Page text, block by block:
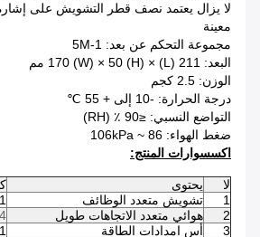
لا يزال يعتمد نصف قطر التشويش على
معينة
مجموعة التحكم عن بعد: 1-5M
البعد: 211 (L) × 170 (W) × 50 (H) مم
الوزن: 2.5 كجم
درجة الحرارة: -10 إلى + 55 ℃
التواضع النسبي: ≤90 ٪ (RH)
ضغط الهواء: 86 ~ 106kPa
اكسسوارات المنتج:
لا يحتوى
1
تشويش متعدد الوظائف
1
2
هوائي متعدد الاتجاهات طويل
4
3
أس امدادات الطاقة
1